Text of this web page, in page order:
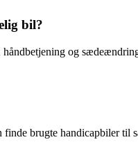
bil?
og
brugte handicapbiler til